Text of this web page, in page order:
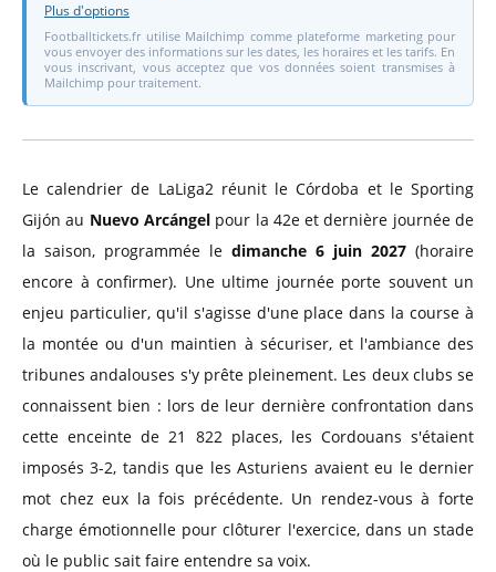
Plus d'options
Footballtickets.fr utilise Mailchimp comme plateforme marketing pour
vous envoyer des informations sur les dates, les horaires et les tarifs. En
vous inscrivant, vous acceptez que vos données soient transmises à
Mailchimp pour traitement.
Le calendrier de LaLiga2 réunit le Córdoba et le Sporting
Gijón au Nuevo Arcángelpour la 42e et dernière journée de
la saison, programmée le dimanche 6 juin 2027 (horaire
encore à confirmer). Une ultime journée porte souvent un
enjeu particulier, qu'il s'agisse d'une place dans la course à
la montée ou d'un maintien à sécuriser, et l'ambiance des
tribunes andalouses s'y prête pleinement. Les deux clubs se
connaissent bien : lors de leur dernière confrontation dans
cette enceinte de 21 822 places, les Cordouans s'étaient
imposés 3-2, tandis que les Asturiens avaient eu le dernier
mot chez eux la fois précédente. Un rendez-vous à forte
charge émotionnelle pour clôturer l'exercice, dans un stade
où le public sait faire entendre sa voix.